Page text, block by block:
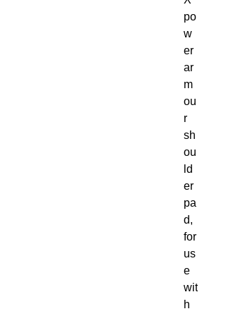
po
w
er
ar
m
ou
r
sh
ou
ld
er
pa
d,
for
us
e
wit
h